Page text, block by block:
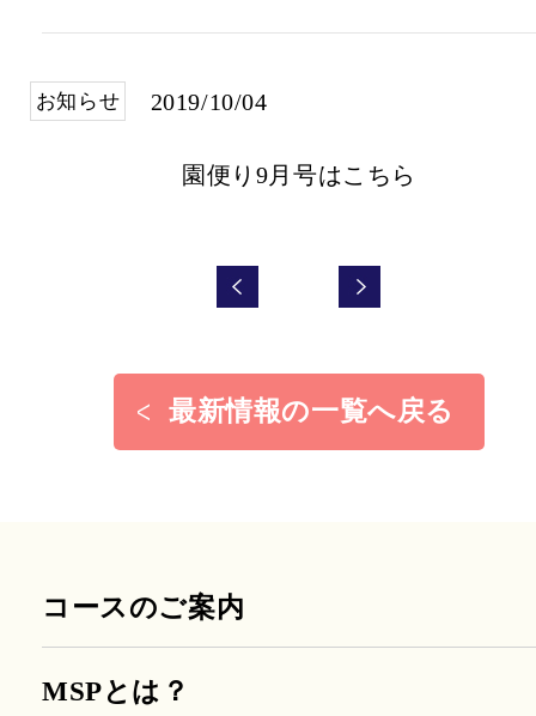
お知らせ 2019/10/04
園便り9月号はこちら
最新情報の一覧へ戻る
コースのご案内
MSPとは？